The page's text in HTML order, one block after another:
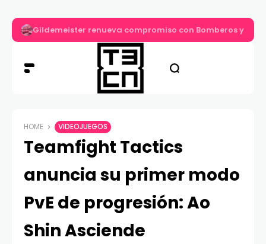
Gildemeister renueva compromiso con Bomberos y
HOME VIDEOJUEGOS
Teamfight Tactics
anuncia su primer modo
PvE de progresión: Ao
Shin Asciende